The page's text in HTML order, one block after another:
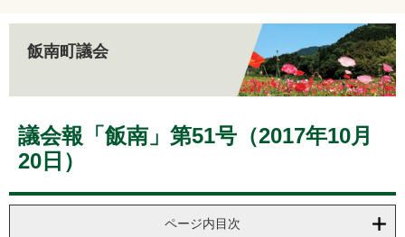
す
し
へ
飯南町議会
文議会報「飯南」第51号（2017年10月
20日）
ページ内目次